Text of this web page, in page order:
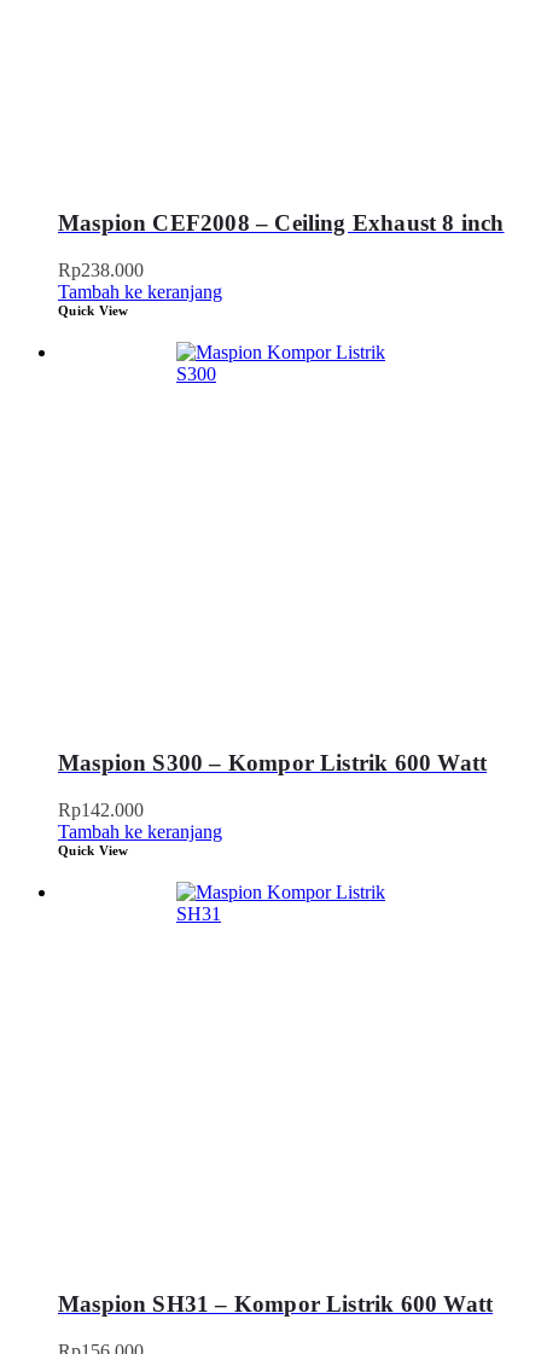
Maspion CEF2008 – Ceiling Exhaust 8 inch
Rp238.000
Tambah ke keranjang
Quick View
Maspion S300 – Kompor Listrik 600 Watt
Rp142.000
Tambah ke keranjang
Quick View
Maspion SH31 – Kompor Listrik 600 Watt